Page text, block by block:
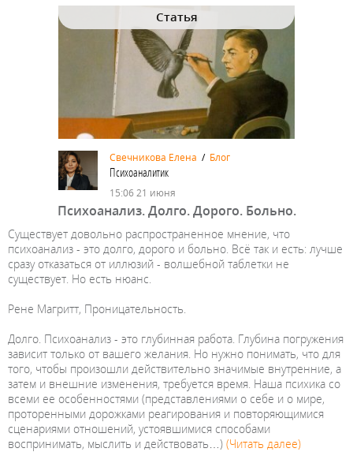
Статья
Свечникова Елена / Блог
Психоаналитик
15:06 21 июня
Психоанализ. Долго. Дорого. Больно.
Существует довольно распространенное мнение, что
психоанализ - это долго, дорого и больно. Всё так и есть: лучше
сразу отказаться от иллюзий - волшебной таблетки не
существует. Но есть нюанс.
Рене Магритт, Проницательность.
Долго. Психоанализ - это глубинная работа. Глубина погружения
зависит только от вашего желания. Но нужно понимать, что для
того, чтобы произошли действительно значимые внутренние, а
затем и внешние изменения, требуется время. Наша психика со
всеми ее особенностями (представлениями о себе и о мире,
проторенными дорожками реагирования и повторяющимися
сценариями отношений, устоявшимися способами
воспринимать, мыслить и действовать…) (Читать далее)